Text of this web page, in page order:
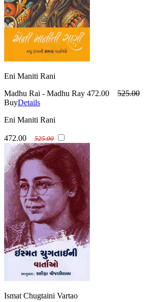
Eni Maniti Rani
Madhu Rai - Madhu Ray 472.00
525.00
BuyDetails
Eni Maniti Rani
472.00 525.00
Ismat Chugtaini Vartao